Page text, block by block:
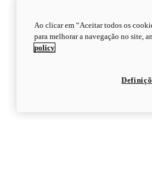
Ao clicar em “Aceitar todos os
para melhorar a navegação no site,
policy